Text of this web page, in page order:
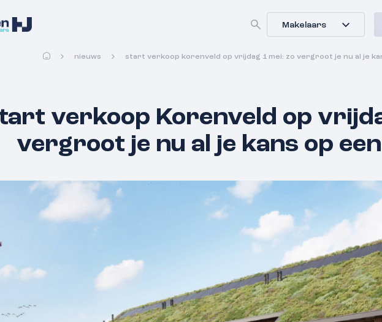
Makelaars
nieuws start verkoop korenveld op vrijdag 1 mei: zo vergroot je nu al je
verkoop Korenveld op
vergroot je nu al je kans op